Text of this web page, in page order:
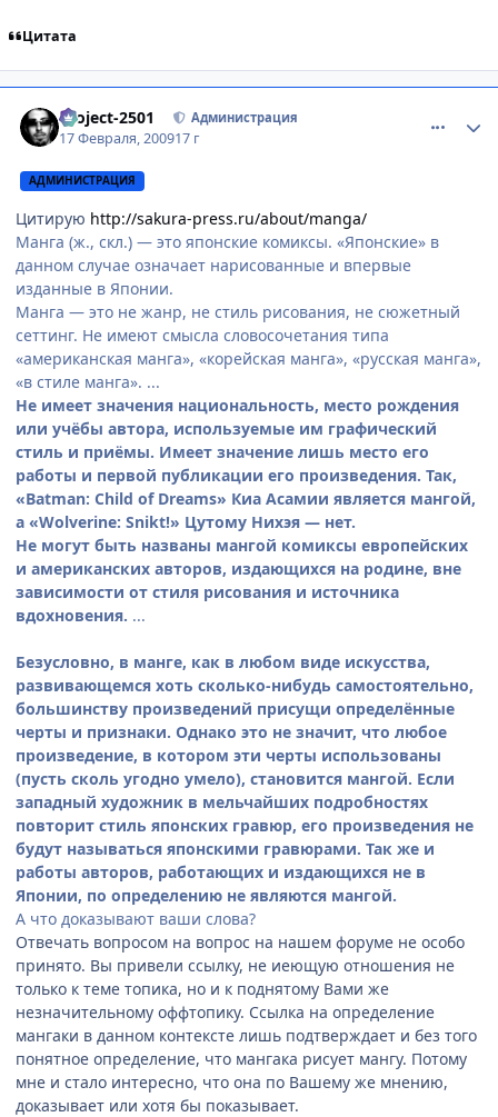
Цитата
Project-2501 Администрация
17 Февраля, 200917 г
АДМИНИСТРАЦИЯ
Цитирую http://sakura-press.ru/about/manga/
Манга (ж., скл.) — это японские комиксы. «Японские» в
данном случае означает нарисованные и впервые
изданные в Японии.
Манга — это не жанр, не стиль рисования, не сюжетный
сеттинг. Не имеют смысла словосочетания типа
«американская манга», «корейская манга», «русская манга»,
«в стиле манга». ...
Не имеет значения национальность, место рождения
или учёбы автора, используемые им графический
стиль и приёмы. Имеет значение лишь место его
работы и первой публикации его произведения. Так,
«Batman: Child of Dreams» Киа Асамии является мангой,
а «Wolverine: Snikt!» Цутому Нихэя — нет.
Не могут быть названы мангой комиксы европейских
и американских авторов, издающихся на родине, вне
зависимости от стиля рисования и источника
вдохновения. ...
Безусловно, в манге, как в любом виде искусства,
развивающемся хоть сколько-нибудь самостоятельно,
большинству произведений присущи определённые
черты и признаки. Однако это не значит, что любое
произведение, в котором эти черты использованы
(пусть сколь угодно умело), становится мангой. Если
западный художник в мельчайших подробностях
повторит стиль японских гравюр, его произведения не
будут называться японскими гравюрами. Так же и
работы авторов, работающих и издающихся не в
Японии, по определению не являются мангой.
А что доказывают ваши слова?
Отвечать вопросом на вопрос на нашем форуме не особо
принято. Вы привели ссылку, не иеющую отношения не
только к теме топика, но и к поднятому Вами же
незначительному оффтопику. Ссылка на определение
мангаки в данном контексте лишь подтверждает и без того
понятное определение, что мангака рисует мангу. Потому
мне и стало интересно, что она по Вашему же мнению,
доказывает или хотя бы показывает.